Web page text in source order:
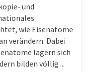
und
wie Eisenatome
verändern. Dabei
lagern sich
bilden völlig ...